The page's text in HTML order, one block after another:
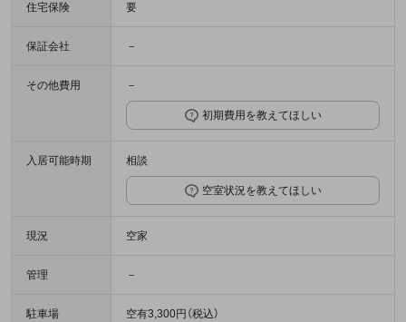
住宅保険 要
保証会社 －
その他費用 －
初期費用を教えてほしい
入居可能時期 相談
空室状況を教えてほしい
現況 空家
管理 －
駐車場 空有3,300円（税込）